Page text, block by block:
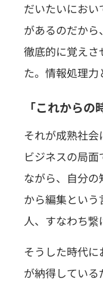
だいたいにお
があるのだか
徹底的に覚え
た。情報処理力
「これから
それが成熟社
ビジネスの局
ながら、自分
から編集とい
人、すなわち繋
そうした時代
が納得してい